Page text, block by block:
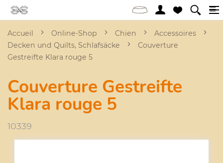
Accueil Online-Shop Chien
Accessoires
Decken und Quilts, Schlafsäcke
Couverture
Gestreifte Klara rouge 5
Couverture Gestreifte
Klara rouge 5
10339